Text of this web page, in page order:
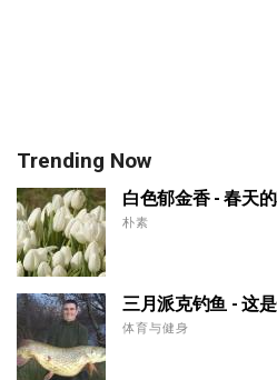
Trending Now
白色郁金香 - 春天
朴素
三月派克钓鱼 - 这
体育与健身